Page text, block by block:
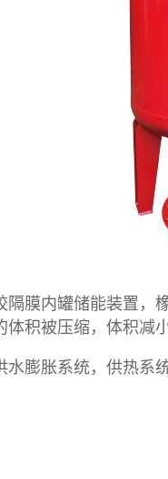
膜内罐储能装置
积被压缩，体积
膨胀系统，供热